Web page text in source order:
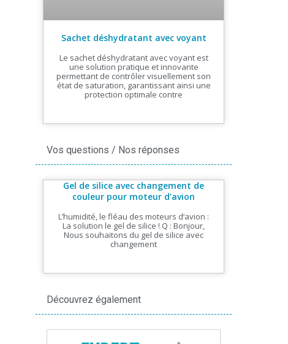
Sachet déshydratant avec voyant
Le sachet déshydratant avec voyant est
une solution pratique et innovante
permettant de contrôler visuellement son
état de saturation, garantissant ainsi une
protection optimale contre
Vos questions / Nos réponses
Gel de silice avec changement de
couleur pour moteur d’avion
L’humidité, le fléau des moteurs d’avion :
La solution le gel de silice ! Q : Bonjour,
Nous souhaitons du gel de silice avec
changement
Découvrez également